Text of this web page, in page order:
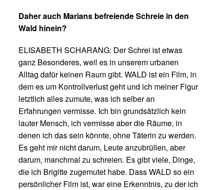
Daher auch Marians befreiende Schreie in den
Wald hinein?
ELISABETH SCHARANG: Der Schrei ist etwas
ganz Besonderes, weil es in unserem urbanen
Alltag dafür keinen Raum gibt. WALD ist ein Film, in
dem es um Kontrollverlust geht und ich meiner Figur
letztlich alles zumute, was ich selber an
Erfahrungen vermisse. Ich bin grundsätzlich kein
lauter Mensch, ich vermisse aber die Räume, in
denen ich das sein könnte, ohne Täterin zu werden.
Es geht mir nicht darum, Leute anzubrüllen, aber
darum, manchmal zu schreien. Es gibt viele, Dinge,
die ich Brigitte zugemutet habe. Dass WALD so ein
persönlicher Film ist, war eine Erkenntnis, zu der ich